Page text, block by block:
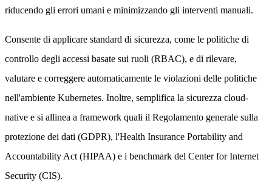
riducendo gli errori umani e minimizzando gli interventi manuali.
Consente di applicare standard di sicurezza, come le politiche di
controllo degli accessi basate sui ruoli (RBAC), e di rilevare,
valutare e correggere automaticamente le violazioni delle politiche
nell'ambiente Kubernetes. Inoltre, semplifica la sicurezza cloud-
native e si allinea a framework quali il Regolamento generale sulla
protezione dei dati (GDPR), l'Health Insurance Portability and
Accountability Act (HIPAA) e i benchmark del Center for Internet
Security (CIS).